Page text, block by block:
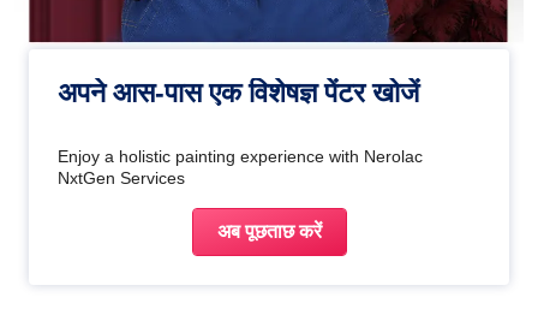
अपने आस-पास एक विशेषज्ञ पेंटर खोजें
Enjoy a holistic painting experience with Nerolac
NxtGen Services
अब पूछताछ करें